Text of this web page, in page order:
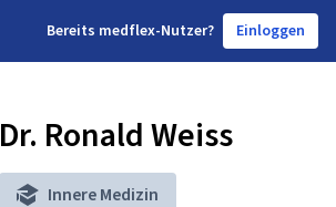
Bereits medflex-Nutzer? Einloggen
Dr. Ronald Weiss
Innere Medizin